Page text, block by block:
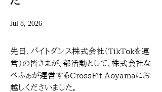
Jul 8, 2026
先日、バイトダンス株式会社（TikTokを運
営）の皆さまが、部活動として、株式会社な
べふぁが運営するCrossFit Aoyamaにお
越しくださいました。